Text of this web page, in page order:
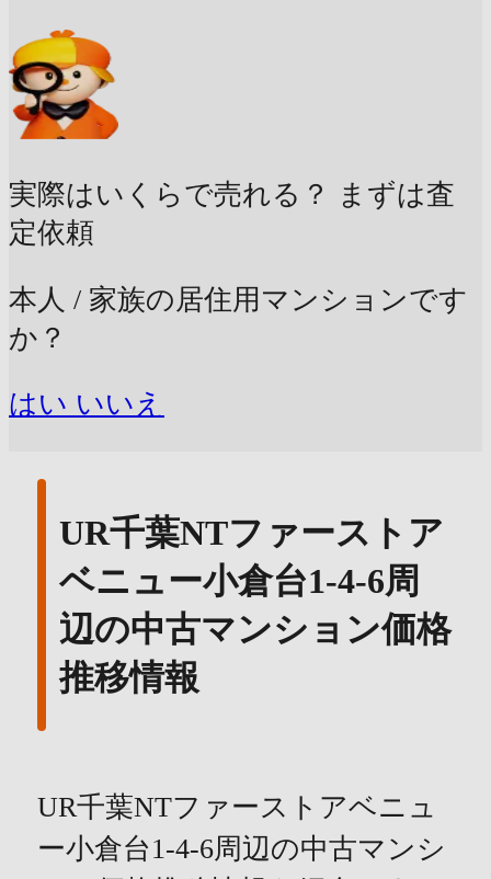
実際はいくらで売れる？
まずは査
定依頼
本人 / 家族の居住用マンションです
か？
はい いいえ
UR千葉NTファーストア
ベニュー小倉台1-4-6周
辺の中古マンション価格
推移情報
UR千葉NTファーストアベニュ
ー小倉台1-4-6周辺の中古マンシ